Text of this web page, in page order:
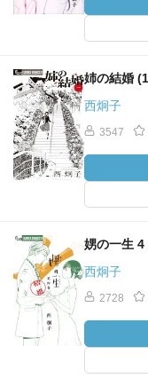
姉の結婚
西炯子
3547
娚の一生 4
西炯子
2728